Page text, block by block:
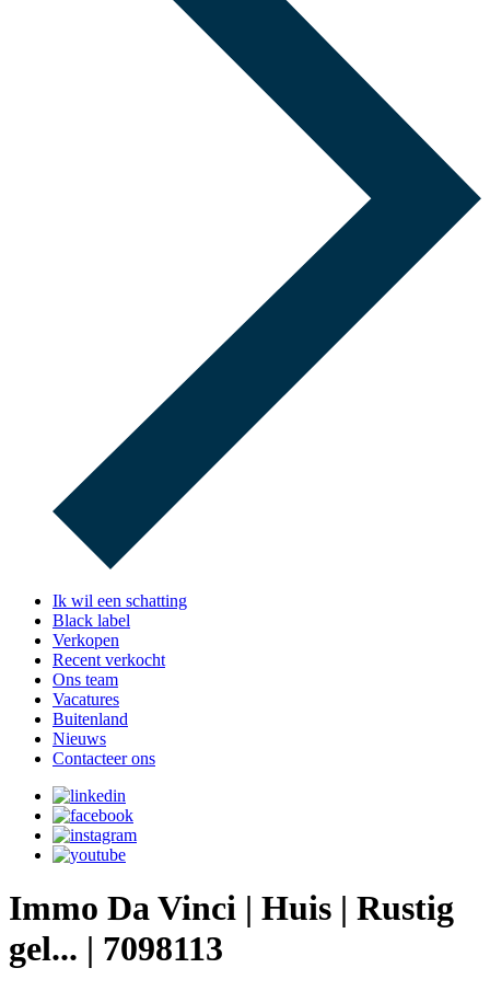
Ik wil een schatting
Black label
Verkopen
Recent verkocht
Ons team
Vacatures
Buitenland
Nieuws
Contacteer ons
Immo Da Vinci | Huis | Rustig
gel... | 7098113